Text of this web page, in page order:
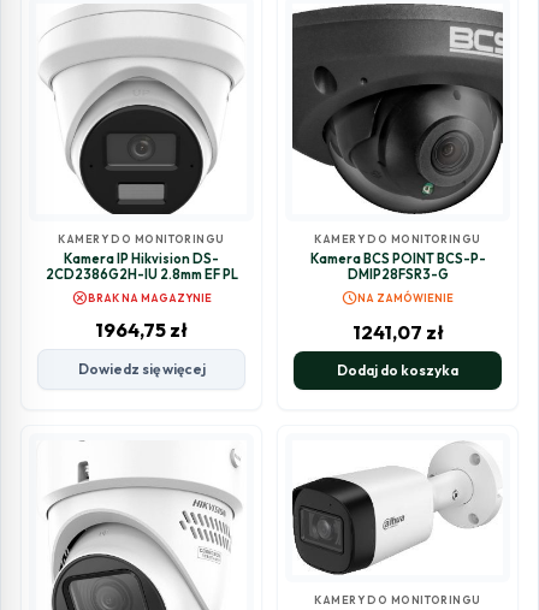
KAMERY DO MONITORINGU
Kamera IP Hikvision DS-
2CD2386G2H-IU 2.8mm EF PL
cancelBRAK NA MAGAZYNIE
1964,75 zł
Dowiedz się więcej
KAMERY DO MONITORINGU
Kamera BCS POINT BCS-P-
DMIP28FSR3-G
scheduleNA ZAMÓWIENIE
1241,07 zł
Dodaj do koszyka
KAMERY DO MONITORINGU